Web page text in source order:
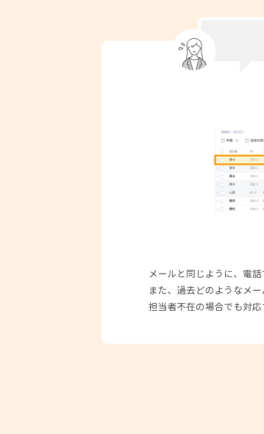
メールと同じように、電
また、過去どのようなメ
担当者不在の場合でも対